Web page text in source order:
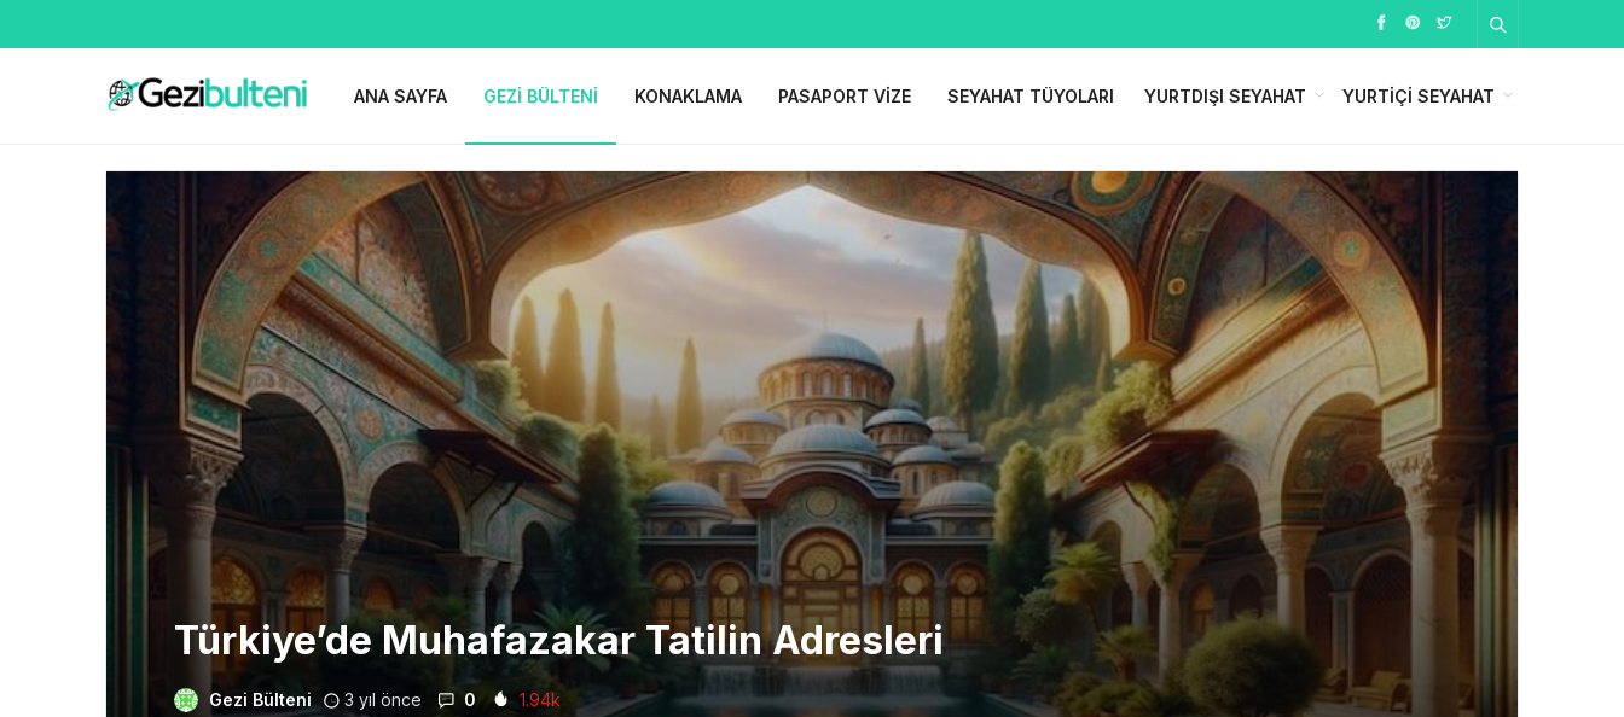
ANA SAYFA GEZI BÜLTENI KONAKLAMA PASAPORT VIZE SEYAHAT TÜYOLARI YURTDIŞI SEYAHAT YURTIÇI SEYAHAT
Türkiye’de Muhafazakar Tatilin Adresleri
Gezi Bülteni 3 yıl önce 0 1.94k